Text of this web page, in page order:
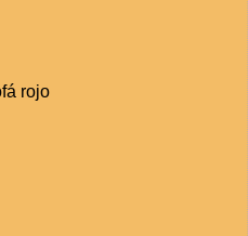
rojo